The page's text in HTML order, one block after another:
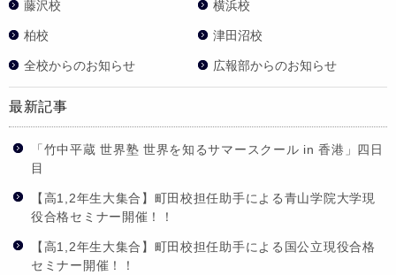
藤沢校 横浜校
柏校 津田沼校
全校からのお知らせ 広報部からのお知らせ
最新記事
「竹中平蔵 世界塾 世界を知るサマースクール in 香港」四日
目
【高1,2年生大集合】町田校担任助手による青山学院大学現
役合格セミナー開催！！
【高1,2年生大集合】町田校担任助手による国公立現役合格
セミナー開催！！